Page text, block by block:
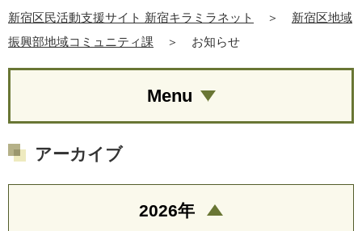
新宿区民活動支援サイト 新宿キラミラネット ＞
新宿区地域
振興部地域コミュニティ課
＞ お知らせ
Menu
アーカイブ
2026年